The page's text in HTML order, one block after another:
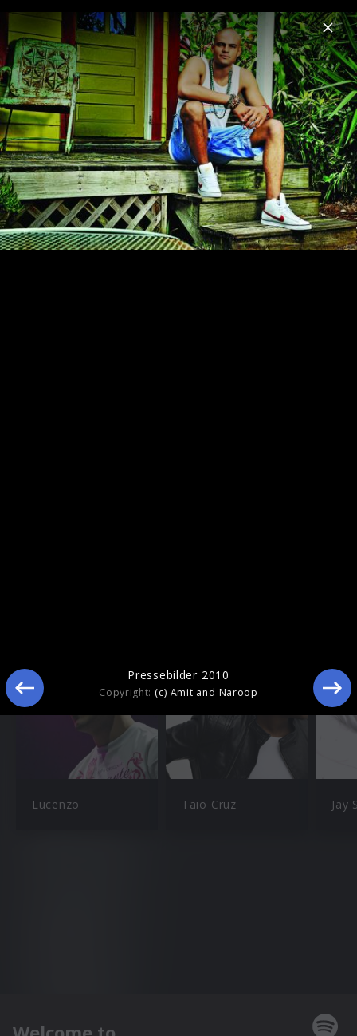
Menu
Mohombi
Home News Musik Videos Fotos Biografie
Pressebilder 2010
Lucenzo Taio Cruz Jay
Pressebilder 2010
Copyright: (c) Amit and Naroop